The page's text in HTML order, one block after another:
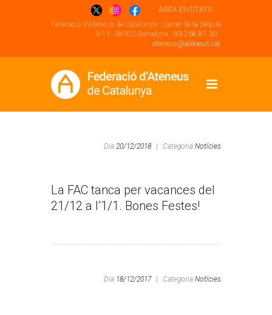
ÁREA ENTITATS
Federació d'Ateneus de Catalunya - Carrer de la Sèquia
9-11, 08003 Barcelona . 93 268 81 30 .
ateneus@ateneus.cat
Dia 20/12/2018 Categoria Notícies
La FAC tanca per vacances del
21/12 a l’1/1. Bones Festes!
Dia 18/12/2017 Categoria Notícies